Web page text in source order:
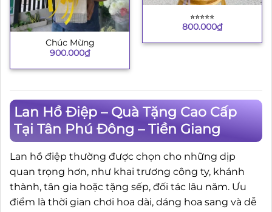
Chúc Mừng
900.000₫
⭐︎⭐︎⭐︎⭐︎⭐︎
800.000₫
Lan Hồ Điệp – Quà Tặng Cao Cấp
Tại Tân Phú Đông – Tiền Giang
Lan hồ điệp thường được chọn cho những dịp
quan trọng hơn, như khai trương công ty, khánh
thành, tân gia hoặc tặng sếp, đối tác lâu năm. Ưu
điểm là thời gian chơi hoa dài, dáng hoa sang và dễ